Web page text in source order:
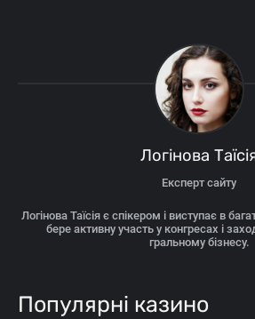
Логінова
Експерт сайту
Логінова Таїсія є спікером і виступає в
бере активну участь у конгресах і
гральному бізнесу.
Популярні казино